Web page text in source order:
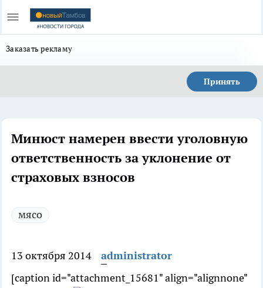
Заказать рекламу
Принять
Минюст намерен ввести уголовную
ответственность за уклонение от
страховых взносов
мясо
13 октября 2014
administrator
[caption id="attachment_15681" align="alignnone"